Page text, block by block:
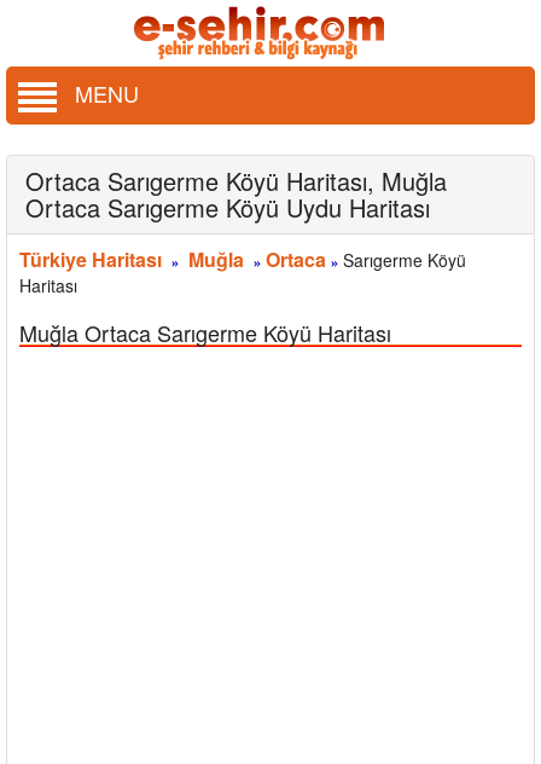
MENU
Ortaca Sarıgerme Köyü Haritası, Muğla
Ortaca Sarıgerme Köyü Uydu Haritası
Türkiye Haritası » Muğla » Ortaca » Sarıgerme Köyü
Haritası
Muğla Ortaca Sarıgerme Köyü Haritası